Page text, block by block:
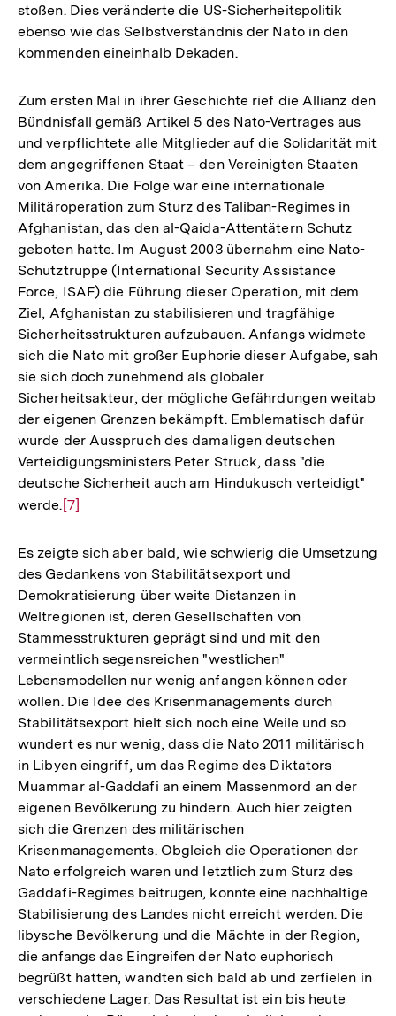
stoßen. Dies veränderte die US-Sicherheitspolitik
ebenso wie das Selbstverständnis der Nato in den
kommenden eineinhalb Dekaden.
Zum ersten Mal in ihrer Geschichte rief die Allianz den
Bündnisfall gemäß Artikel 5 des Nato-Vertrages aus
und verpflichtete alle Mitglieder auf die Solidarität mit
dem angegriffenen Staat – den Vereinigten Staaten
von Amerika. Die Folge war eine internationale
Militäroperation zum Sturz des Taliban-Regimes in
Afghanistan, das den al-Qaida-Attentätern Schutz
geboten hatte. Im August 2003 übernahm eine Nato-
Schutztruppe (International Security Assistance
Force, ISAF) die Führung dieser Operation, mit dem
Ziel, Afghanistan zu stabilisieren und tragfähige
Sicherheitsstrukturen aufzubauen. Anfangs widmete
sich die Nato mit großer Euphorie dieser Aufgabe, sah
sie sich doch zunehmend als globaler
Sicherheitsakteur, der mögliche Gefährdungen weitab
der eigenen Grenzen bekämpft. Emblematisch dafür
wurde der Ausspruch des damaligen deutschen
Verteidigungsministers Peter Struck, dass "die
deutsche Sicherheit auch am Hindukusch verteidigt"
werde. Zur
der
Fußnote
[7]
Es zeigte sich aber bald, wie schwierig die Umsetzung
des Gedankens von Stabilitätsexport und
Demokratisierung über weite Distanzen in
Weltregionen ist, deren Gesellschaften von
Stammesstrukturen geprägt sind und mit den
vermeintlich segensreichen "westlichen"
Lebensmodellen nur wenig anfangen können oder
wollen. Die Idee des Krisenmanagements durch
Stabilitätsexport hielt sich noch eine Weile und so
wundert es nur wenig, dass die Nato 2011 militärisch
in Libyen eingriff, um das Regime des Diktators
Muammar al-Gaddafi an einem Massenmord an der
eigenen Bevölkerung zu hindern. Auch hier zeigten
sich die Grenzen des militärischen
Krisenmanagements. Obgleich die Operationen der
Nato erfolgreich waren und letztlich zum Sturz des
Gaddafi-Regimes beitrugen, konnte eine nachhaltige
Stabilisierung des Landes nicht erreicht werden. Die
libysche Bevölkerung und die Mächte in der Region,
die anfangs das Eingreifen der Nato euphorisch
begrüßt hatten, wandten sich bald ab und zerfielen in
verschiedene Lager. Das Resultat ist ein bis heute